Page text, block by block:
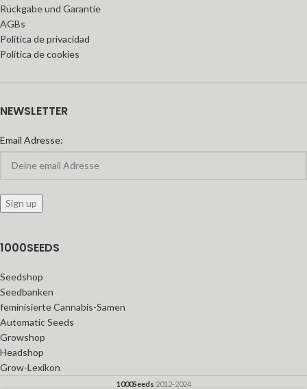
Rückgabe und Garantie
AGBs
Política de privacidad
Política de cookies
NEWSLETTER
Email Adresse:
1000SEEDS
Seedshop
Seedbanken
feminisierte Cannabis-Samen
Automatic Seeds
Growshop
Headshop
Grow-Lexikon
1000Seeds 2012-2024